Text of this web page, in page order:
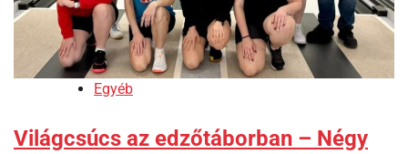
Egyéb
Világcsúcs az edzőtáborban – Négy